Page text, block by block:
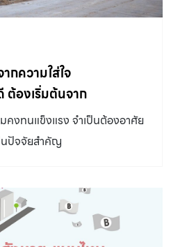
กความใส่ใจ
ต้องเริ่มต้นจาก
แรง
งทนแข็งแรง จำเป็นต้องอาศัย
นปัจจัยสำคัญ